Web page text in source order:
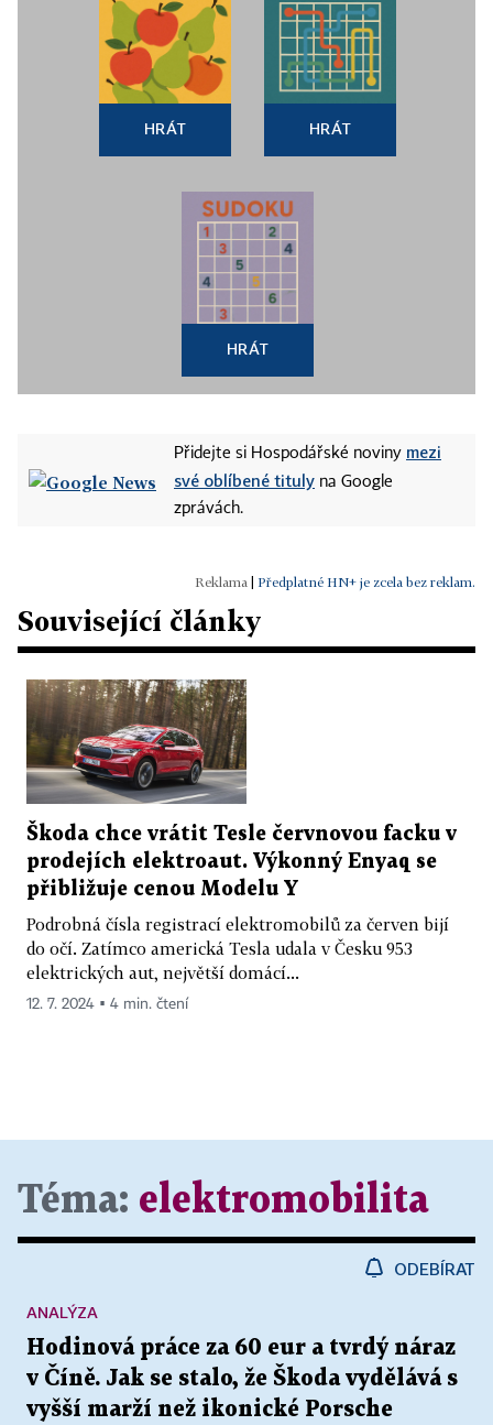
HRÁT HRÁT
HRÁT
Přidejte si Hospodářské noviny mezi
své oblíbené tituly na Google
zprávách.
Předplatné HN+ je zcela bez reklam.
Související články
Škoda chce vrátit Tesle červnovou facku v
prodejích elektroaut. Výkonný Enyaq se
přibližuje cenou Modelu Y
Podrobná čísla registrací elektromobilů za červen bijí
do očí. Zatímco americká Tesla udala v Česku 953
elektrických aut, největší domácí...
12. 7. 2024 ▪ 4 min. čtení
Téma: elektromobilita
ODEBÍRAT
Hodinová práce za 60 eur a tvrdý náraz
v Číně. Jak se stalo, že Škoda vydělává s
vyšší marží než ikonické Porsche
ANALÝZA